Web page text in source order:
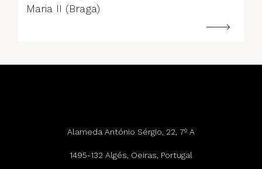
Maria II (Braga)
Alameda António Sérgio, 22, 7º A
1495-132 Algés, Oeiras, Portugal